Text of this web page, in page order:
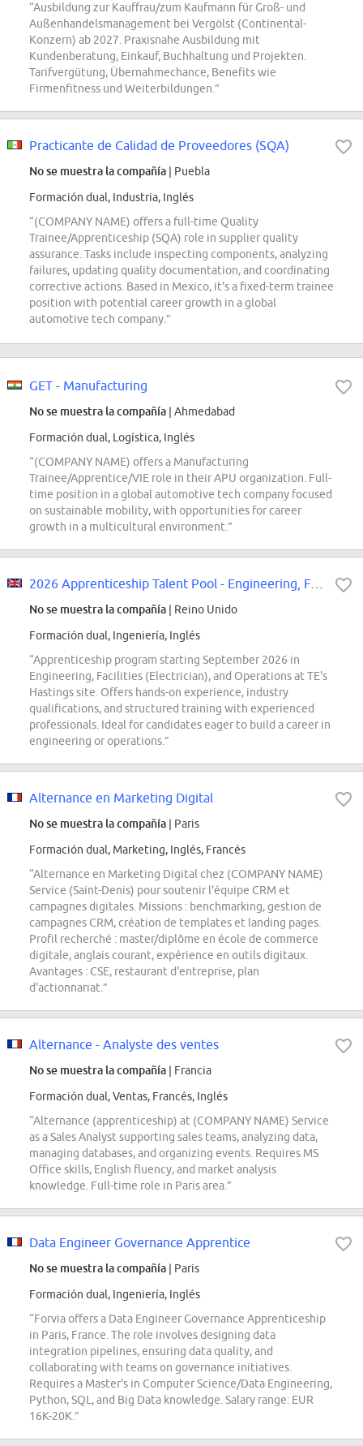
“Ausbildung zur Kauffrau/zum Kaufmann für Groß- und
Außenhandelsmanagement bei Vergölst (Continental-
Konzern) ab 2027. Praxisnahe Ausbildung mit
Kundenberatung, Einkauf, Buchhaltung und Projekten.
Tarifvergütung, Übernahmechance, Benefits wie
Firmenfitness und Weiterbildungen.”
Practicante de Calidad de Proveedores (SQA)
No se muestra la compañía | Puebla
Formación dual, Industria, Inglés
“(COMPANY NAME) offers a full-time Quality
Trainee/Apprenticeship (SQA) role in supplier quality
assurance. Tasks include inspecting components, analyzing
failures, updating quality documentation, and coordinating
corrective actions. Based in Mexico, it's a fixed-term trainee
position with potential career growth in a global
automotive tech company.”
GET - Manufacturing
No se muestra la compañía | Ahmedabad
Formación dual, Logística, Inglés
“(COMPANY NAME) offers a Manufacturing
Trainee/Apprentice/VIE role in their APU organization. Full-
time position in a global automotive tech company focused
on sustainable mobility, with opportunities for career
growth in a multicultural environment.”
No se muestra la compañía | Reino Unido
Formación dual, Ingeniería, Inglés
“Apprenticeship program starting September 2026 in
Engineering, Facilities (Electrician), and Operations at TE's
Hastings site. Offers hands-on experience, industry
qualifications, and structured training with experienced
professionals. Ideal for candidates eager to build a career in
engineering or operations.”
Alternance en Marketing Digital
No se muestra la compañía | Paris
Formación dual, Marketing, Inglés, Francés
“Alternance en Marketing Digital chez (COMPANY NAME)
Service (Saint-Denis) pour soutenir l'équipe CRM et
campagnes digitales. Missions : benchmarking, gestion de
campagnes CRM, création de templates et landing pages.
Profil recherché : master/diplôme en école de commerce
digitale, anglais courant, expérience en outils digitaux.
Avantages : CSE, restaurant d'entreprise, plan
d'actionnariat.”
Alternance - Analyste des ventes
No se muestra la compañía | Francia
Formación dual, Ventas, Francés, Inglés
“Alternance (apprenticeship) at (COMPANY NAME) Service
as a Sales Analyst supporting sales teams, analyzing data,
managing databases, and organizing events. Requires MS
Office skills, English fluency, and market analysis
knowledge. Full-time role in Paris area.”
Data Engineer Governance Apprentice
No se muestra la compañía | Paris
Formación dual, Ingeniería, Inglés
“Forvia offers a Data Engineer Governance Apprenticeship
in Paris, France. The role involves designing data
integration pipelines, ensuring data quality, and
collaborating with teams on governance initiatives.
Requires a Master's in Computer Science/Data Engineering,
Python, SQL, and Big Data knowledge. Salary range: EUR
16K-20K.”